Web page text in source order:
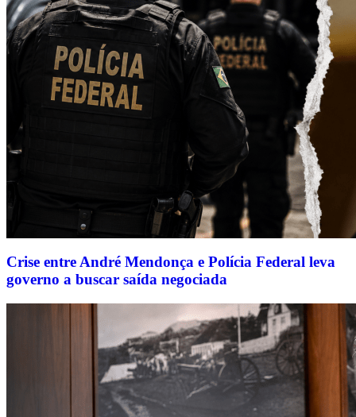
Crise entre André Mendonça e Polícia Federal leva
governo a buscar saída negociada